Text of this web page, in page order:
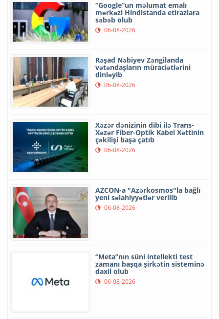
“Google”un məlumat emalı
mərkəzi Hindistanda etirazlara
səbəb olub
06-08-2026
Rəşad Nəbiyev Zəngilanda
vətəndaşların müraciətlərini
dinləyib
06-08-2026
Xəzər dənizinin dibi ilə Trans-
Xəzər Fiber-Optik Kabel Xəttinin
çəkilişi başa çatıb
06-08-2026
AZCON-a "Azərkosmos"la bağlı
yeni səlahiyyətlər verilib
06-08-2026
“Meta”nın süni intellekti test
zamanı başqa şirkətin sisteminə
daxil olub
06-08-2026